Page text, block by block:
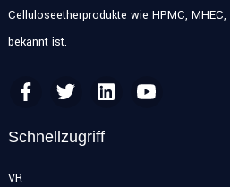
Celluloseetherprodukte wie HPMC, MHEC,
bekannt ist.
Schnellzugriff
VR